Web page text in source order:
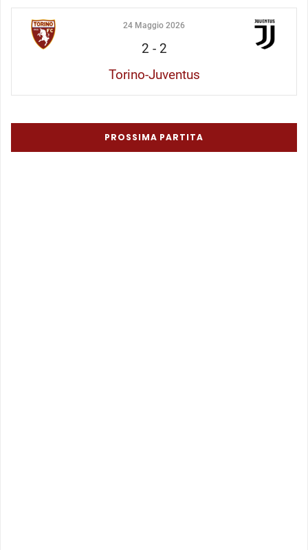
24 Maggio 2026
2 - 2
Torino-Juventus
PROSSIMA PARTITA